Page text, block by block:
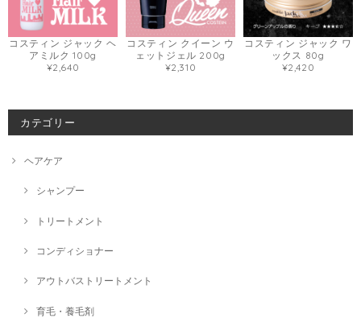
コスティン ジャック ヘ
アミルク 100g
¥2,640
コスティン クイーン ウ
ェットジェル 200g
¥2,310
コスティン ジャック ワ
ックス 80g
¥2,420
カテゴリー
ヘアケア
シャンプー
トリートメント
コンディショナー
アウトバストリートメント
育毛・養毛剤